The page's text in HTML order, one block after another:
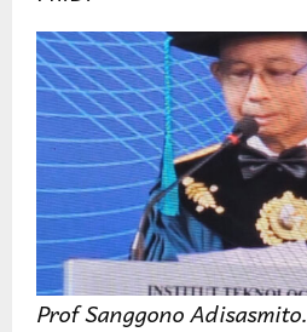
Prof Sanggono Adisasmito.